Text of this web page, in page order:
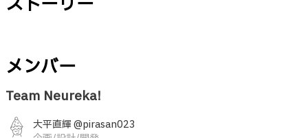
メンバー
Team Neureka!
大平直輝 @pirasan023